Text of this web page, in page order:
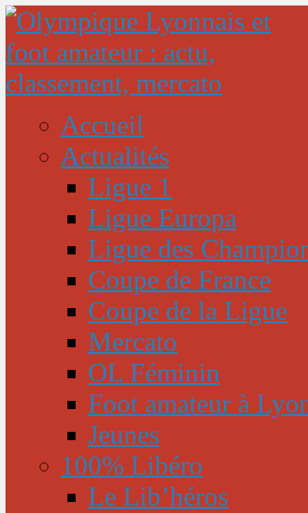
Accueil
Actualités
Ligue 1
Ligue Europa
Ligue des
Coupe de France
Coupe de la Ligue
Mercato
OL Féminin
Foot amateur à
Jeunes
100% Libéro
Le Lib’héros